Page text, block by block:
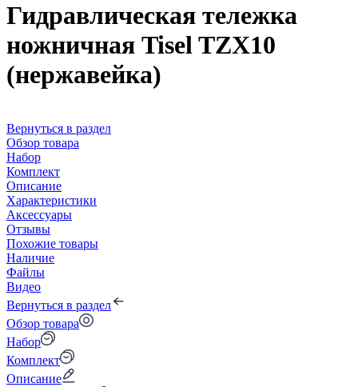
Гидравлическая тележка
ножничная Tisel TZX10
(нержавейка)
Вернуться в раздел
Обзор товара
Набор
Комплект
Описание
Характеристики
Аксессуары
Отзывы
Похожие товары
Наличие
Файлы
Видео
Вернуться в раздел
Обзор товара
Набор
Комплект
Описание